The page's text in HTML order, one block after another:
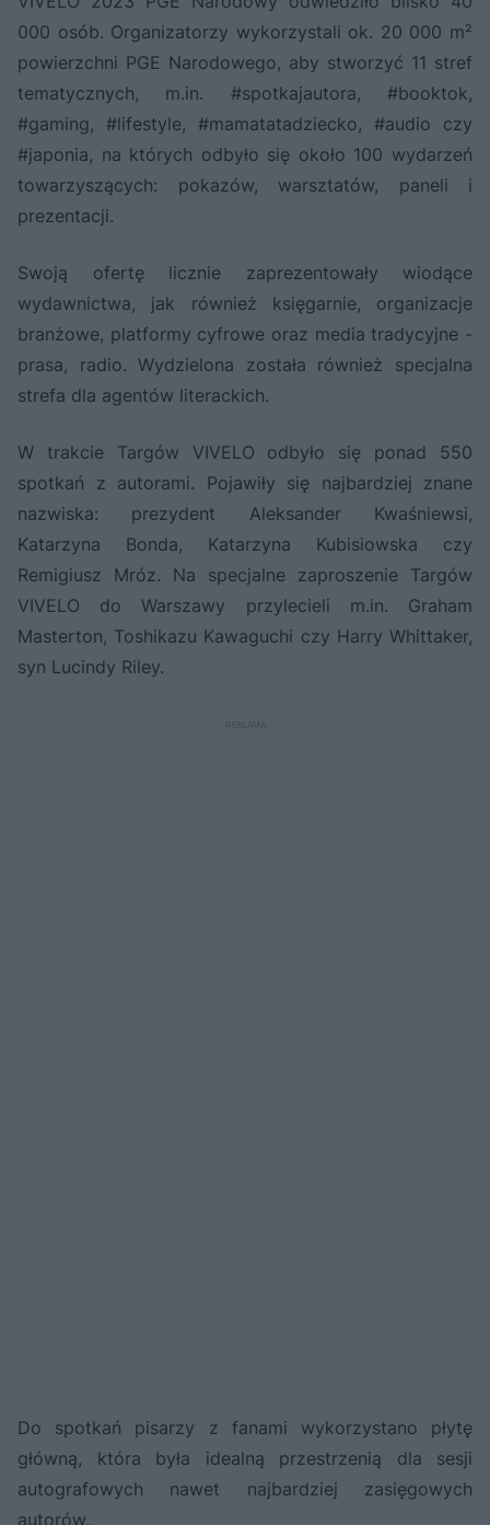
000 osób. Organizatorzy wykorzystali ok. 20 000 m²
powierzchni PGE Narodowego, aby stworzyć 11 stref
tematycznych, m.in. #spotkajautora, #booktok,
#gaming, #lifestyle, #mamatatadziecko, #audio czy
#japonia, na których odbyło się około 100 wydarzeń
towarzyszących: pokazów, warsztatów, paneli i
prezentacji.
Swoją ofertę licznie zaprezentowały wiodące
wydawnictwa, jak również księgarnie, organizacje
branżowe, platformy cyfrowe oraz media tradycyjne -
prasa, radio. Wydzielona została również specjalna
strefa dla agentów literackich.
W trakcie Targów VIVELO odbyło się ponad 550
spotkań z autorami. Pojawiły się najbardziej znane
nazwiska: prezydent Aleksander Kwaśniewsi,
Katarzyna Bonda, Katarzyna Kubisiowska czy
Remigiusz Mróz. Na specjalne zaproszenie Targów
VIVELO do Warszawy przylecieli m.in. Graham
Masterton, Toshikazu Kawaguchi czy Harry Whittaker,
syn Lucindy Riley.
Do spotkań pisarzy z fanami wykorzystano płytę
główną, która była idealną przestrzenią dla sesji
autografowych nawet najbardziej zasięgowych
autorów.